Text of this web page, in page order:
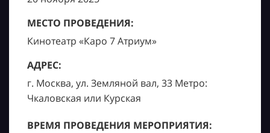
МЕСТО ПРОВЕДЕНИЯ:
Кинотеатр «Каро 7 Атриум»
АДРЕС:
г. Москва, ул. Земляной вал, 33 Метро:
Чкаловская или Курская
ВРЕМЯ ПРОВЕДЕНИЯ МЕРОПРИЯТИЯ: